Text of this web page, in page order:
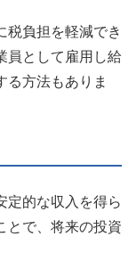
税負担を軽減でき
員として雇用し給
る方法もありま
定的な収入を得ら
とで、将来の投資